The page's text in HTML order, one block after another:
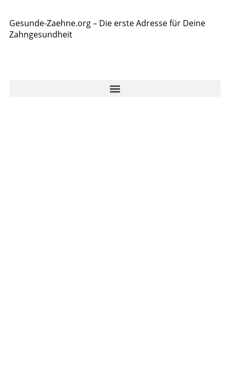
Gesunde-Zaehne.org – Die erste Adresse für Deine
Zahngesundheit